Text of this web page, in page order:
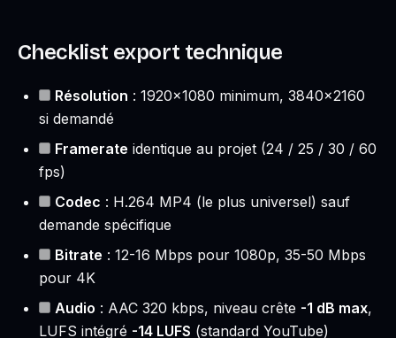
Checklist export technique
Résolution : 1920×1080 minimum, 3840×2160
si demandé
Framerate identique au projet (24 / 25 / 30 / 60
fps)
Codec : H.264 MP4 (le plus universel) sauf
demande spécifique
Bitrate : 12-16 Mbps pour 1080p, 35-50 Mbps
pour 4K
Audio : AAC 320 kbps, niveau crête -1 dB max,
LUFS intégré -14 LUFS (standard YouTube)